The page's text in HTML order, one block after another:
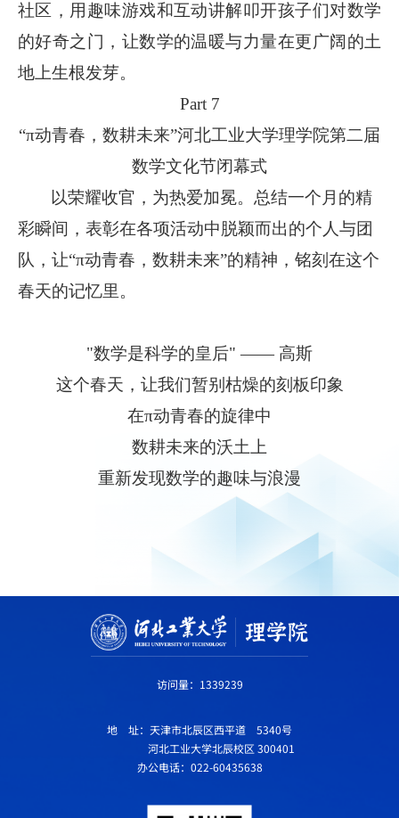
社区，用趣味游戏和互动讲解叩开孩子们对数学
的好奇之门，让数学的温暖与力量在更广阔的土
地上生根发芽。
Part 7
“π动青春，数耕未来”河北工业大学理学院第二届
数学文化节闭幕式
以荣耀收官，为热爱加冕。总结一个月的精
彩瞬间，表彰在各项活动中脱颖而出的个人与团
队，让“π动青春，数耕未来”的精神，铭刻在这个
春天的记忆里。
"数学是科学的皇后" —— 高斯
这个春天，让我们暂别枯燥的刻板印象
在π动青春的旋律中
数耕未来的沃土上
重新发现数学的趣味与浪漫
访问量： 1339239
地 址：天津市北辰区西平道 5340号
河北工业大学北辰校区 300401
办公电话：022-60435638